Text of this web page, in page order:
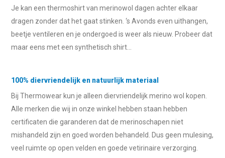
Je kan een thermoshirt van merinowol dagen achter elkaar
dragen zonder dat het gaat stinken. ‘s Avonds even uithangen,
beetje ventileren en je ondergoed is weer als nieuw. Probeer dat
maar eens met een synthetisch shirt…
100% diervriendelijk en natuurlijk materiaal
Bij Thermowear kun je alleen diervriendelijk merino wol kopen.
Alle merken die wij in onze winkel hebben staan hebben
certificaten die garanderen dat de merinoschapen niet
mishandeld zijn en goed worden behandeld. Dus geen mulesing,
veel ruimte op open velden en goede vetirinaire verzorging.